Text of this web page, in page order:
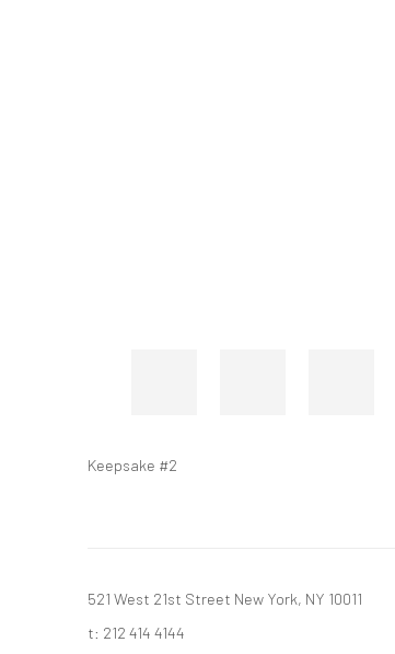
Keepsake #2
521 West 21st Street New York, NY 10011
t: 212 414 4144